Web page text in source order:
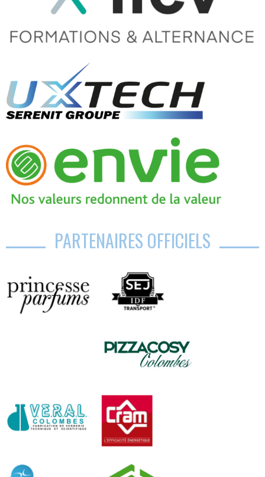
PARTENAIRES OFFICIELS